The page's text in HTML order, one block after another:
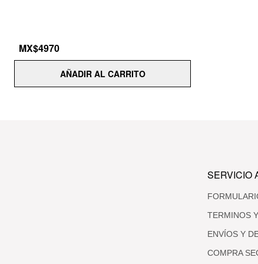
MX$4970
AÑADIR AL CARRITO
SERVICIO
TERMINOS
ENVÍOS Y
COMPRA